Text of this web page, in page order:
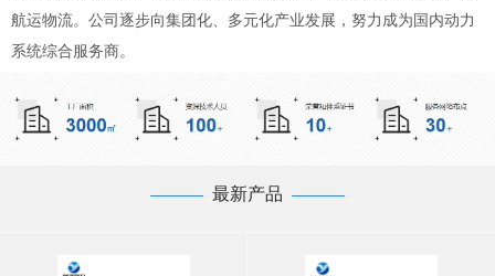
航运物流。公司逐步向集团化、多元化产业发展，努力成为国内动力
系统综合服务商。
——— 最新产品 ———